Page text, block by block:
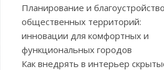
Планирование и благоустройство
общественных территорий:
инновации для комфортных и
функциональных городов
Как внедрять в интерьер